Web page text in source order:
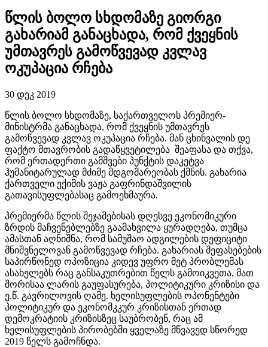
წლის ბოლო სხდომაზე გიორგი
გახარიამ განაცხადა, რომ ქვეყნის
უმთავრეს გამოწვევად კვლავ
ოკუპაცია რჩება
30 დეკ 2019
წლის ბოლო სხდომაზე, საქართველოს პრემიერ-
მინისტრმა განაცხადა, რომ ქვეყნის უმთავრეს
გამოწვევად კვლავ ოკუპაცია რჩება. მან ცხინვალის დე
ფაქტო მთავრობის გადაწყვეტილება შეაფასა და თქვა,
რომ ერთადერთი გამშვები პუნქტის დაკეტვა
ჰუმანიტარულად მძიმე მდგომარეობას ქმნის. გახარია
ქართველი ექიმის ვაჟა გაფრინდაშვილის
გათავისუფლებასაც გამოეხმაურა.
პრემიერმა წლის შეჯამებისას დღესვე ეკონომიკური
ზრდის მაჩვენებლებზე გაამახვილა ყურადღება, თუმცა
ამასთან აღნიშნა, რომ სამუშაო ადგილების დეფიციტი
მნიშვნელოვან გამოწვევად რჩება. გახარიას შეფასებების
საპირწონედ ოპოზიცია კიდევ უფრო მეტ პრობლემას
ასახელებს რაც განსაკუთრებით წელს გამოიკვეთა, მათ
შორისაა ლარის გაუფასურება, პოლიტიკური კრიზისი და
ე.წ. გავრილოვის ღამე. ხელისუფლების ოპონენტები
პოლიტიკურ და ეკონომკკურ კრიზისთან ერთად
დემოკრატიის კრიზისზეც საუბრობენ, რაც ამ
ხელისუფლების პირობებში ყველაზე მწვავედ სწორედ
2019 წელს გამოჩნდა.